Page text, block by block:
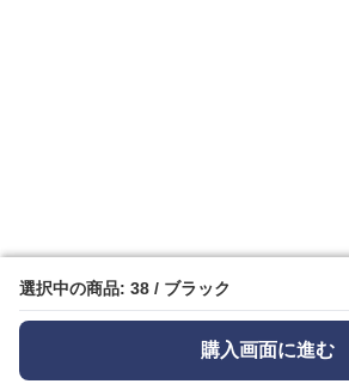
選択中の商品: 38 / ブラック
購入画面に進む
選択中の商品: 38 / ブラック
購入画面に進む